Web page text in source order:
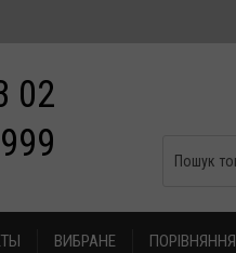
02
ВИБРАНЕ ПОРІВНЯННЯ